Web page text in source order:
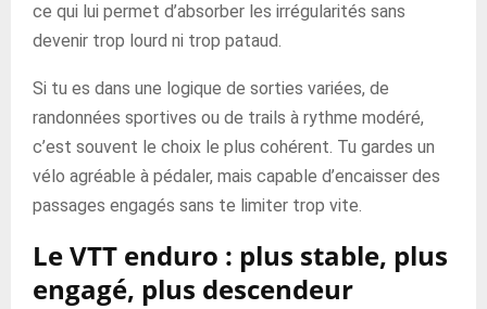
ce qui lui permet d’absorber les irrégularités sans
devenir trop lourd ni trop pataud.
Si tu es dans une logique de sorties variées, de
randonnées sportives ou de trails à rythme modéré,
c’est souvent le choix le plus cohérent. Tu gardes un
vélo agréable à pédaler, mais capable d’encaisser des
passages engagés sans te limiter trop vite.
Le VTT enduro : plus stable, plus
engagé, plus descendeur